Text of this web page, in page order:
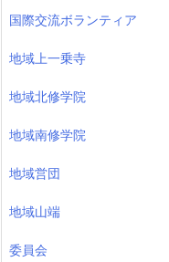
国際交流ボランティア
地域上一乗寺
地域北修学院
地域南修学院
地域営団
地域山端
委員会